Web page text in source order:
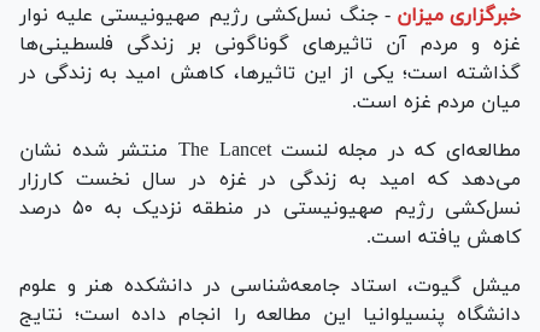
خبرگزاری میزان - جنگ نسل‌کشی رژیم صهیونیستی علیه نوار
غزه و مردم آن تاثیر‌های گوناگونی بر زندگی فلسطینی‌ها
گذاشته است؛ یکی از این تاثیرها، کاهش امید به زندگی در
میان مردم غزه است.
مطالعه‌ای که در مجله لنست The Lancet منتشر شده نشان
می‌دهد که امید به زندگی در غزه در سال نخست کارزار
نسل‌کشی رژیم صهیونیستی در منطقه نزدیک به ۵۰ درصد
کاهش یافته است.
میشل گیوت، استاد جامعه‌شناسی در دانشکده هنر و علوم
دانشگاه پنسیلوانیا این مطالعه را انجام داده است؛ نتایج